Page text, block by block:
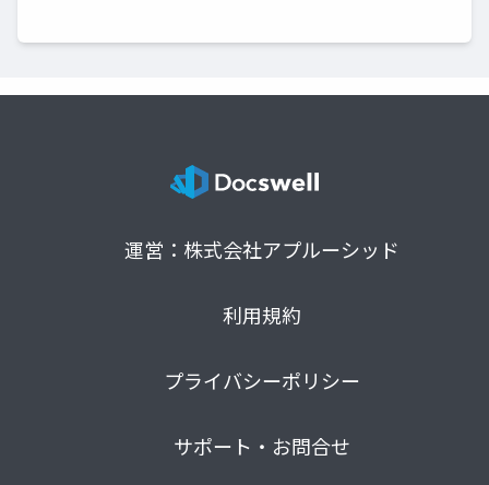
運営：株式会社アプルーシッド
利用規約
プライバシーポリシー
サポート・お問合せ